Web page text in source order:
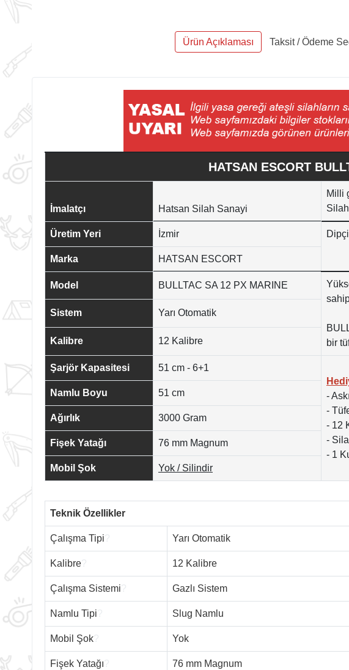
Ürün Açıklaması Taksit / Ödeme
HATSAN ESCORT
İmalatçı Hatsan Silah Sanayi
Milli
Üretim Yeri İzmir
Marka HATSAN ESCORT
Model BULLTAC SA 12 PX MARINE
bir
Sistem Yarı Otomatik
Kalibre 12 Kalibre
Şarjör Kapasitesi
51 cm - 6+1
-
-
- 12
-
- 1
Namlu Boyu 51 cm
Ağırlık 3000 Gram
Fişek Yatağı 76 mm Magnum
Mobil Şok Yok / Silindir
Teknik Özellikler
Çalışma Tipi Yarı Otomatik
Kalibre 12 Kalibre
Çalışma Sistemi Gazlı Sistem
Namlu Tipi Slug Namlu
Mobil Şok Yok
Fişek Yatağı 76 mm Magnum